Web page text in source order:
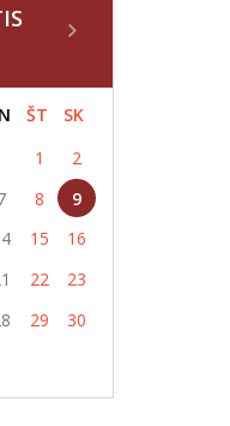
ŠT
SK
1
2
8
9
15
16
22
23
29
30